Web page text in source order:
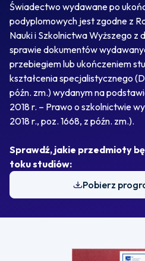
Świadectwo wydawane po
podyplomowych jest zgodne z
Nauki i Szkolnictwa Wyższego z
sprawie dokumentów
przebiegiem lub ukończeniem
kształcenia specjalistycznego
późn. zm.) wydanym na
2018 r. – Prawo o szkolnictwie
2018 r., poz. 1668, z późn. zm.).
Sprawdź, jakie przedmioty
toku studiów:
Pobierz